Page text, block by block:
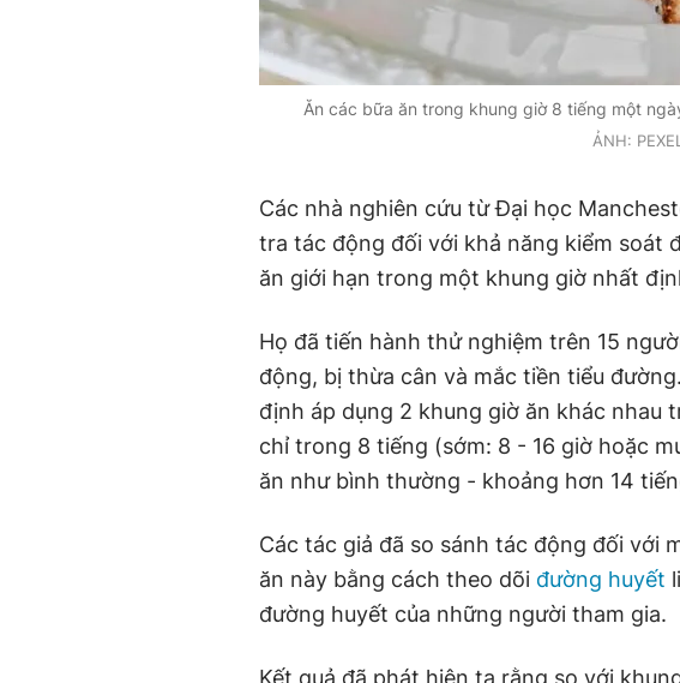
Ăn các bữa ăn trong khung giờ 8 tiếng một
ẢNH:
Các nhà nghiên cứu từ Đại học
tra tác động đối với khả năng kiểm soát
ăn giới hạn trong một khung giờ nhất
Họ đã tiến hành thử nghiệm trên 15
động, bị thừa cân và mắc tiền tiểu
định áp dụng 2 khung giờ ăn khác nhau
chỉ trong 8 tiếng (sớm: 8 - 16 giờ hoặc
ăn như bình thường - khoảng hơn 14
Các tác giả đã so sánh tác động đối với
ăn này bằng cách theo dõi đường huyết
đường huyết của những người tham gia.
Kết quả đã phát hiện ta rằng so với